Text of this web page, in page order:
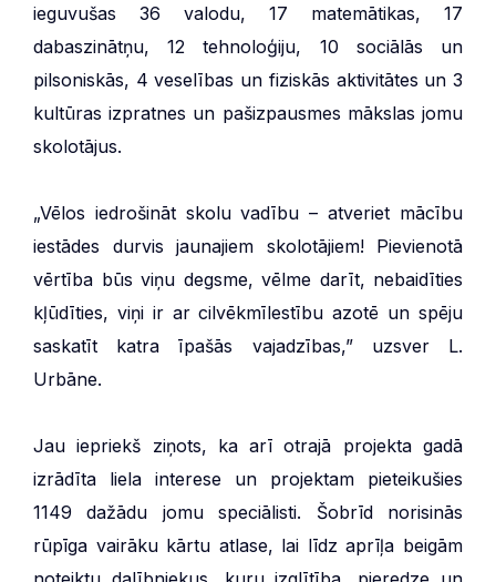
ieguvušas 36 valodu, 17 matemātikas, 17
dabaszinātņu, 12 tehnoloģiju, 10 sociālās un
pilsoniskās, 4 veselības un fiziskās aktivitātes un 3
kultūras izpratnes un pašizpausmes mākslas jomu
skolotājus.
„Vēlos iedrošināt skolu vadību – atveriet mācību
iestādes durvis jaunajiem skolotājiem! Pievienotā
vērtība būs viņu degsme, vēlme darīt, nebaidīties
kļūdīties, viņi ir ar cilvēkmīlestību azotē un spēju
saskatīt katra īpašās vajadzības,” uzsver L.
Urbāne.
Jau iepriekš ziņots, ka arī otrajā projekta gadā
izrādīta liela interese un projektam pieteikušies
1149 dažādu jomu speciālisti. Šobrīd norisinās
rūpīga vairāku kārtu atlase, lai līdz aprīļa beigām